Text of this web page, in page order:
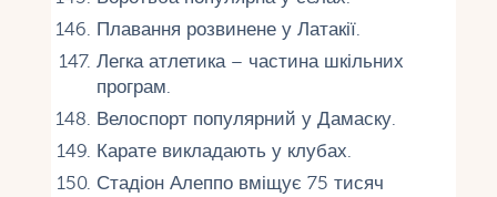
Плавання розвинене у Латакії.
Легка атлетика – частина шкільних
програм.
Велоспорт популярний у Дамаску.
Карате викладають у клубах.
Стадіон Алеппо вміщує 75 тисяч